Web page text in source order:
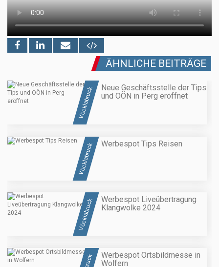
ÄHNLICHE BEITRÄGE
Vöcklabruck
Neue Geschäftsstelle der Tips
und OÖN in Perg eröffnet
Vöcklabruck Werbespot Tips Reisen
Vöcklabruck
Werbespot Liveübertragung
Klangwolke 2024
Werbespot Ortsbildmesse in
Wolfern